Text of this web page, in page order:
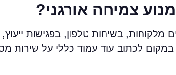
צמיחה אורגני?
בשיחות טלפון, בפגישות ייעוץ,
במקום לכתוב עוד עמוד כללי על שירות